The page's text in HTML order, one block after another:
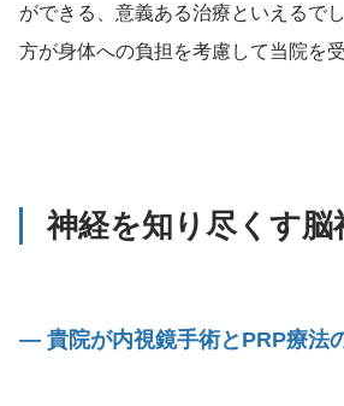
ができる、意義ある治療といえるで
方が身体への負担を考慮して当院を
神経を知り尽くす
― 貴院が内視鏡手術とPRP療法